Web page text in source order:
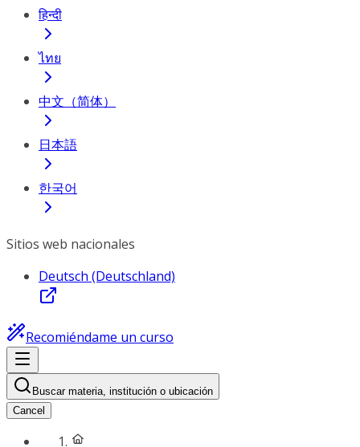
हिन्दी
ไทย
中文（简体）
日本語
한국어
Sitios web nacionales
Deutsch (Deutschland)
Recomiéndame un curso
Buscar materia, institución o ubicación
Cancel